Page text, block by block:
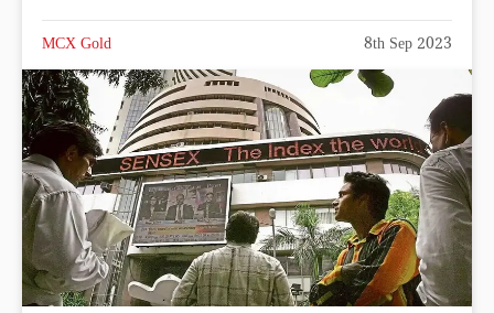
MCX Gold 8th Sep 2023